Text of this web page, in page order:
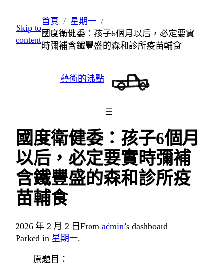
至
主
Skip to
content
首頁
星期一
國度衛健委：孩子6個月以后，必定要實
時彌補含鐵豐盛的森和診所疫苗輔食
藝術的沸點
國度衛健委：孩子6個月
以后，必定要實時彌補
含鐵豐盛的森和診所疫
苗輔食
2026 年 2 月 2 日 From admin’s dashboard
Parked in 星期一.
原題目：